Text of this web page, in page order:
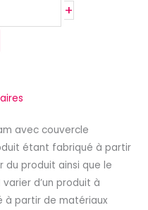
+
avec couvercle
étant fabriqué à partir
du produit ainsi que le
d’un produit à
à partir de matériaux